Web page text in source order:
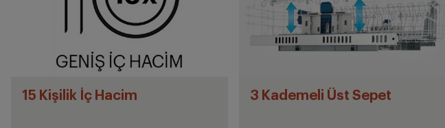
15 Kişilik İç Hacim 3 Kademeli Üst Sepet